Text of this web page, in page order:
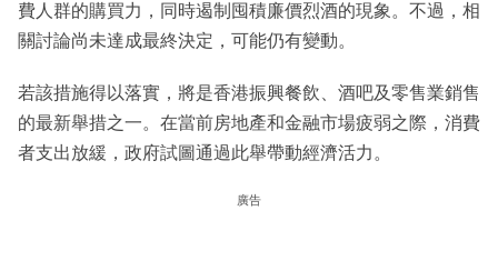
費人群的購買力，同時遏制囤積廉價烈酒的現象。不過，相
關討論尚未達成最終決定，可能仍有變動。
若該措施得以落實，將是香港振興餐飲、酒吧及零售業銷售
的最新舉措之一。在當前房地產和金融市場疲弱之際，消費
者支出放緩，政府試圖通過此舉帶動經濟活力。
廣告